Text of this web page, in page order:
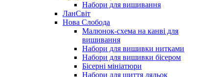
Набори для вишивання
ЛанСвіт
Нова Слобода
Малюнок-схема на канві для
вишивання
Набори для вишивки нитками
Набори для вишивки бісером
Бісерні мініатюри
Набори для шиття ляльок